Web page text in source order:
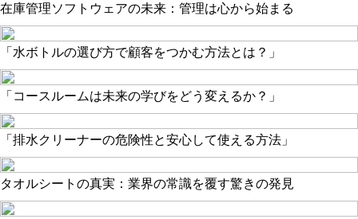
在庫管理ソフトウェアの未来：管理は心から始まる
「水ボトルの選び方で顧客をつかむ方法とは？」
「コースルームは未来の学びをどう変えるか？」
「排水クリーナーの危険性と安心して使える方法」
タオルシートの真実：業界の常識を覆す驚きの発見